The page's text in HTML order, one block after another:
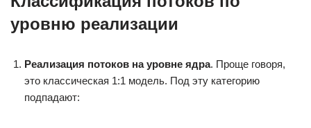
уровню реализации
Реализация потоков на уровне ядра. Проще говоря,
это классическая 1:1 модель. Под эту категорию
подпадают: